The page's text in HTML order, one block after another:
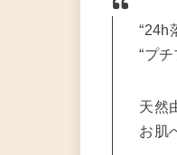
“24h
“プ
天然
お肌